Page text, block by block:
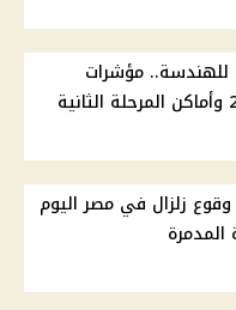
للطب و87.9% للهندسة.. مؤشرات
زلزال في مصر اليوم